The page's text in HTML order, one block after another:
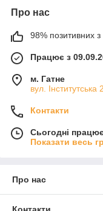
Про нас
98% позитивних з
Працює з
м. Гатне
вул.
Контакти
Сьогодні
Показати весь
Про нас